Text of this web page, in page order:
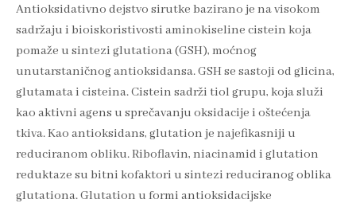
Antioksidativno dejstvo sirutke bazirano je na visokom
sadržaju i bioiskoristivosti aminokiseline cistein koja
pomaže u sintezi glutationa (GSH), moćnog
unutarstaničnog antioksidansa. GSH se sastoji od glicina,
glutamata i cisteina. Cistein sadrži tiol grupu, koja služi
kao aktivni agens u sprečavanju oksidacije i oštećenja
tkiva. Kao antioksidans, glutation je najefikasniji u
reduciranom obliku. Riboflavin, niacinamid i glutation
reduktaze su bitni kofaktori u sintezi reduciranog oblika
glutationa. Glutation u formi antioksidacijske